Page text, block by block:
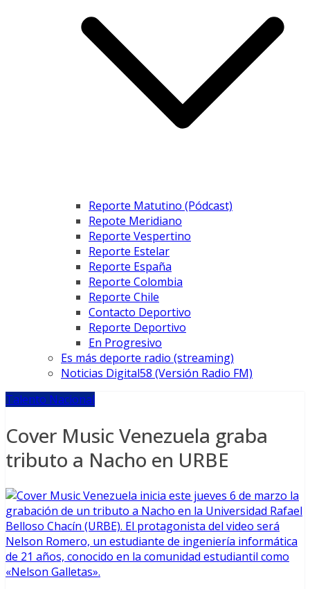
Reporte Matutino (Pódcast)
Repote Meridiano
Reporte Vespertino
Reporte Estelar
Reporte España
Reporte Colombia
Reporte Chile
Contacto Deportivo
Reporte Deportivo
En Progresivo
Es más deporte radio (streaming)
Noticias Digital58 (Versión Radio FM)
Talento Nacional
Cover Music Venezuela graba
tributo a Nacho en URBE